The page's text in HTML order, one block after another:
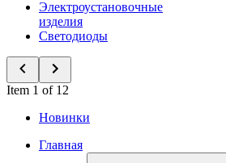
Электроустановочные
изделия
Светодиоды
Item 1 of 12
Новинки
Главная